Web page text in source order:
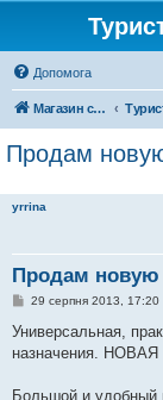
Допомога
Магазин спорядження
Продам
yrrina
Продам новую
П
в
д
29 серпня 2013, 17:20
Универсальная,
назначения. НОВАЯ
Большой и удобный